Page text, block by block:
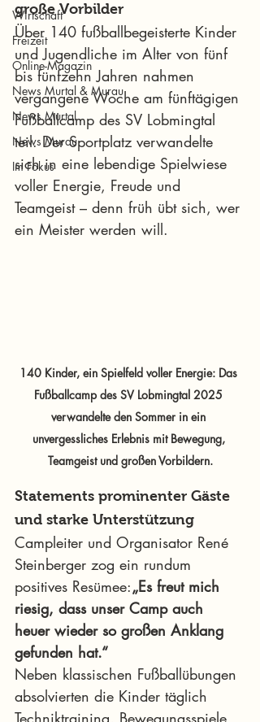
Wirtschaft
Freizeit
Online-Magazin
News Murtal & Murau
News Murtal
News Murau
Im Fokus
große Vorbilder
Über 140 fußballbegeisterte Kinder
und Jugendliche im Alter von fünf
bis fünfzehn Jahren nahmen
vergangene Woche am fünftägigen
Fußballcamp des SV Lobmingtal
teil. Der Sportplatz verwandelte
sich in eine lebendige Spielwiese
voller Energie, Freude und
Teamgeist – denn früh übt sich, wer
ein Meister werden will.
140 Kinder, ein Spielfeld voller Energie: Das
Fußballcamp des SV Lobmingtal 2025
verwandelte den Sommer in ein
unvergessliches Erlebnis mit Bewegung,
Teamgeist und großen Vorbildern.
Statements prominenter Gäste
und starke Unterstützung
Campleiter und Organisator René
Steinberger zog ein rundum
positives Resümee:„Es freut mich
riesig, dass unser Camp auch
heuer wieder so großen Anklang
gefunden hat.“
Neben klassischen Fußballübungen
absolvierten die Kinder täglich